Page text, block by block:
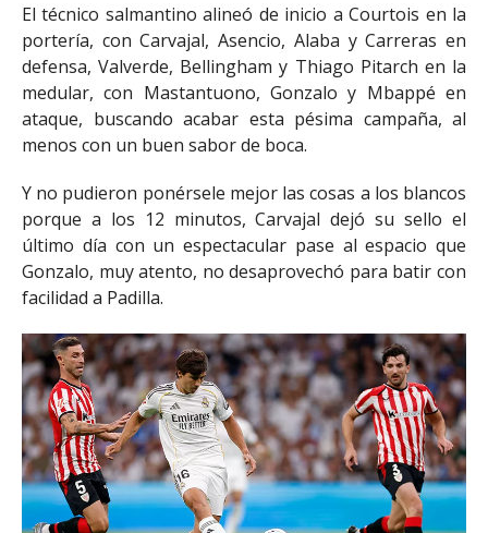
El técnico salmantino alineó de inicio a Courtois en la
portería, con Carvajal, Asencio, Alaba y Carreras en
defensa, Valverde, Bellingham y Thiago Pitarch en la
medular, con Mastantuono, Gonzalo y Mbappé en
ataque, buscando acabar esta pésima campaña, al
menos con un buen sabor de boca.
Y no pudieron ponérsele mejor las cosas a los blancos
porque a los 12 minutos, Carvajal dejó su sello el
último día con un espectacular pase al espacio que
Gonzalo, muy atento, no desaprovechó para batir con
facilidad a Padilla.